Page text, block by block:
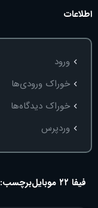
اطلاعات
ورود
خوراک ورودی‌ها
خوراک دیدگاه‌ها
وردپرس
برچسب: فیفا ۲۲ موبایل